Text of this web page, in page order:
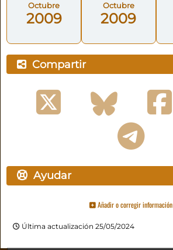
Octubre
2009
Octubre
2009
Compartir
Ayudar
Añadir o corregir información
Última actualización 25/05/2024